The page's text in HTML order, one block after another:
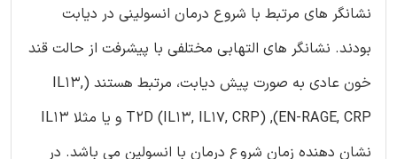
نشانگر های مرتبط با شروع درمان انسولینی در دیابت
بودند. نشانگر های التهابی مختلفی با پیشرفت از حالت قند
خون عادی به صورت پیش دیابت، مرتبط هستند (IL13,
EN-RAGE, CRP), T2D (IL13, IL17, CRP) و یا مثلا IL13
نشان دهنده زمان شروع درمان با انسولین می باشد. در